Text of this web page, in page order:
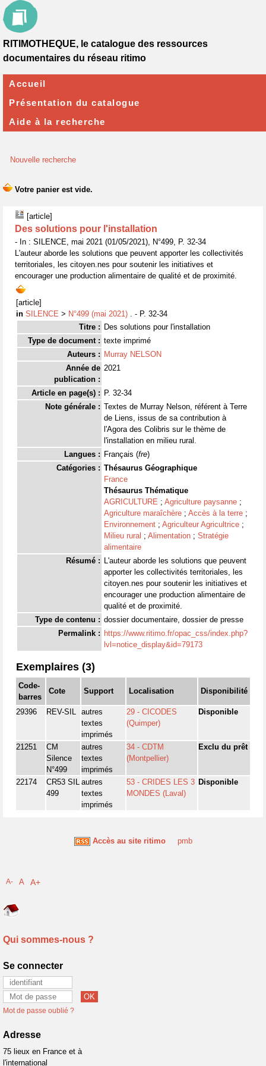
Nouvelle recherche
[article]
Des solutions pour l'installation
- In : SILENCE, mai 2021 (01/05/2021), N°499, P. 32-34
L'auteur aborde les solutions que peuvent apporter les collectivités
territoriales, les citoyen.nes pour soutenir les initiatives et
encourager une production alimentaire de qualité et de proximité.
[article]
in SILENCE > N°499 (mai 2021) . - P. 32-34
Titre : Des solutions pour l'installation
Type de document : texte imprimé
Auteurs : Murray NELSON
Année de
publication :
2021
Article en page(s) : P. 32-34
Note générale : Textes de Murray Nelson, référent à Terre
de Liens, issus de sa contribution à
l'Agora des Colibris sur le thème de
l'installation en milieu rural.
Langues : Français (fre)
Catégories : Thésaurus Géographique
France
Thésaurus Thématique
AGRICULTURE ; Agriculture paysanne ;
Agriculture maraîchère ; Accès à la terre ;
Environnement ; Agriculteur Agricultrice ;
Milieu rural ; Alimentation ; Stratégie
alimentaire
Résumé : L'auteur aborde les solutions que peuvent
apporter les collectivités territoriales, les
citoyen.nes pour soutenir les initiatives et
encourager une production alimentaire de
qualité et de proximité.
Type de contenu : dossier documentaire, dossier de presse
Permalink : https://www.ritimo.fr/opac_css/index.php?
lvl=notice_display&id=79173
Exemplaires (3)
Code-
barres
Cote Support Localisation Disponibilité
29396 REV-SIL autres
textes
imprimés
29 - CICODES
(Quimper)
Disponible
21251
CM
Silence
N°499
autres
textes
imprimés
34 - CDTM
(Montpellier)
Exclu du prêt
22174
CR53 SIL
499
autres
textes
imprimés
53 - CRIDES LES 3
MONDES (Laval)
Disponible
Accès au site ritimo pmb
RITIMOTHEQUE, le catalogue des ressources
documentaires du réseau ritimo
Accueil
Présentation du catalogue
Aide à la recherche
A- A A+
Qui sommes-nous ?
Se connecter
Mot de passe oublié ?
Adresse
75 lieux en France et à
l'international